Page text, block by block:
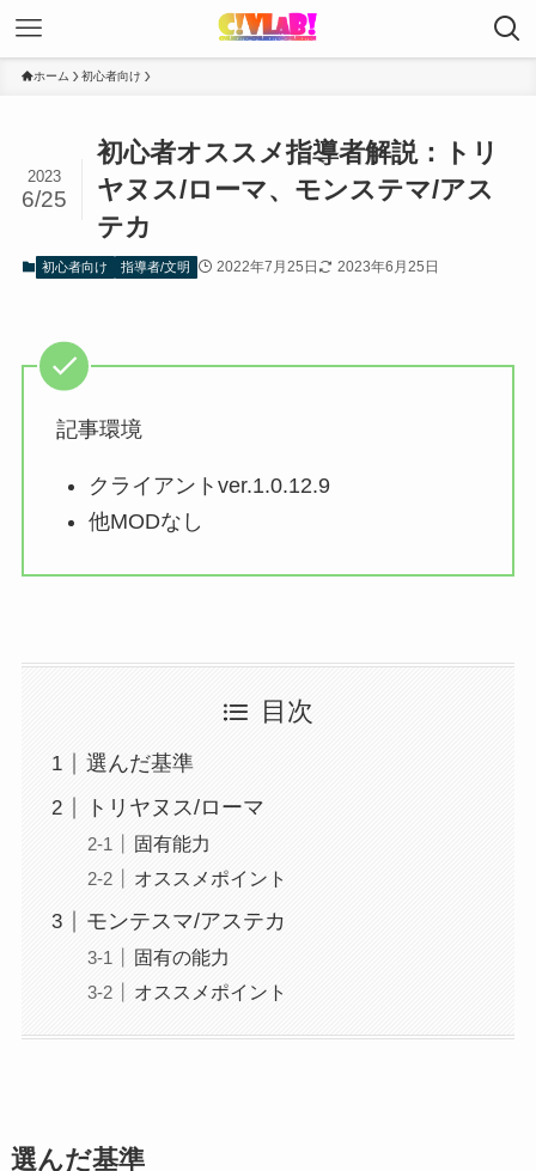
ホーム 初心者向け
初心者オススメ指導者解説：トリ
ヤヌス/ローマ、モンステマ/アス
テカ
2023
6/25
初心者向け 指導者/文明 2022年7月25日 2023年6月25日
記事環境
クライアントver.1.0.12.9
他MODなし
目次
選んだ基準
トリヤヌス/ローマ
固有能力
オススメポイント
モンテスマ/アステカ
固有の能力
オススメポイント
選んだ基準